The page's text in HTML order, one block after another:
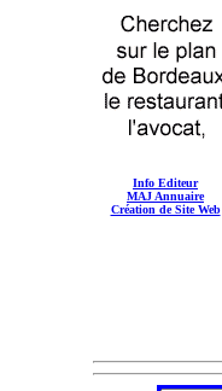
Info Editeur
MAJ Annuaire
Création de Site Web